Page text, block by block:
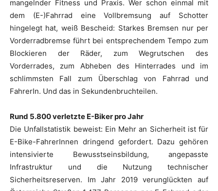
mangelnder Fitness und Praxis. Wer schon einmal mit
dem (E-)Fahrrad eine Vollbremsung auf Schotter
hingelegt hat, weiß Bescheid: Starkes Bremsen nur per
Vorderradbremse führt bei entsprechendem Tempo zum
Blockieren der Räder, zum Wegrutschen des
Vorderrades, zum Abheben des Hinterrades und im
schlimmsten Fall zum Überschlag von Fahrrad und
FahrerIn. Und das in Sekundenbruchteilen.
Rund 5.800 verletzte E-Biker pro Jahr
Die Unfallstatistik beweist: Ein Mehr an Sicherheit ist für
E-Bike-FahrerInnen dringend gefordert. Dazu gehören
intensivierte Bewusstseinsbildung, angepasste
Infrastruktur und die Nutzung technischer
Sicherheitsreserven. Im Jahr 2019 verunglückten auf